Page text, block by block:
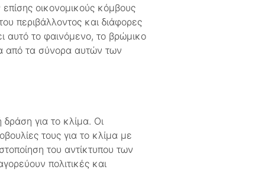
οικονομικούς κόμβους
περιβάλλοντος και διάφορες
αυτό το φαινόμενο, το βρώμικο
​​από τα σύνορα αυτών των
για το κλίμα. Οι
τους για το κλίμα με
του αντίκτυπου των
πολιτικές και